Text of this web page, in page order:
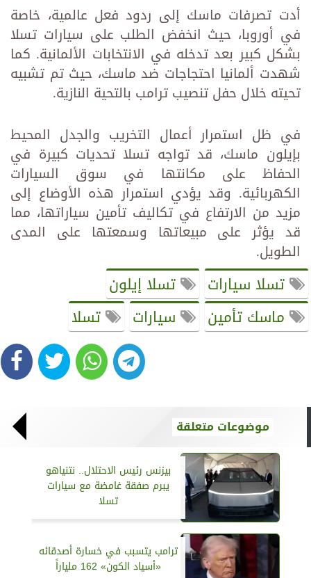
أدت تصرفات ماسك إلى ردود فعل عالمية، خاصة
في أوروبا، حيث انخفض الطلب على سيارات تسلا
بشكل كبير بعد تدخله في الانتخابات الألمانية. كما
شهدت ألمانيا احتجاجات ضد ماسك، حيث تم تشبيه
تحيته خلال حفل تنصيب ترامب بالتحية النازية.
في ظل استمرار أعمال التخريب والجدل المحيط
بإيلون ماسك، قد تواجه تسلا تحديات كبيرة في
الحفاظ على مكانتها في سوق السيارات
الكهربائية. وقد يؤدي استمرار هذه الأوضاع إلى
مزيد من الارتفاع في تكاليف تأمين سياراتها، مما
قد يؤثر على مبيعاتها وسمعتها على المدى
الطويل.
تسلا سيارات
تسلا إيلون
ماسك تأمين
سيارات تسلا
موضوعات متعلقة
بيزنس رئيس الاحتلال.. نتنياهو
يبرم صفقة غامضة مع سيارات
تسلا
ترامب يتسبب في خسارة أصدقائه
«أسياد الكون» 162 ملياراً